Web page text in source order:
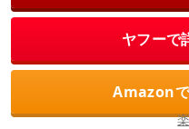
ヤフーで
Amazonで